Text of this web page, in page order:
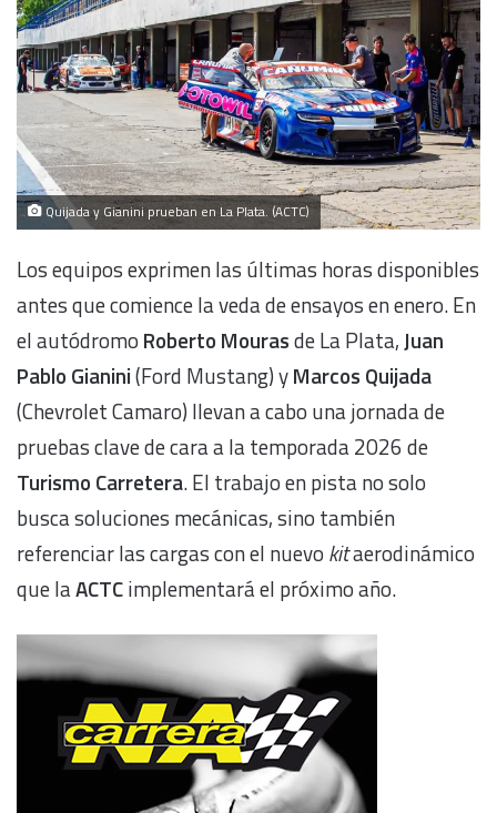
Quijada y Gianini prueban en La Plata. (ACTC)
Los equipos exprimen las últimas horas disponibles
antes que comience la veda de ensayos en enero. En
el autódromo Roberto Mourasde La Plata, Juan
Pablo Gianini(Ford Mustang) yMarcos Quijada
(Chevrolet Camaro) llevan a cabo una jornada de
pruebas clave de cara a la temporada 2026 de
Turismo Carretera. El trabajo en pista no solo
busca soluciones mecánicas, sino también
referenciar las cargas con el nuevo kitaerodinámico
que laACTCimplementará el próximo año.